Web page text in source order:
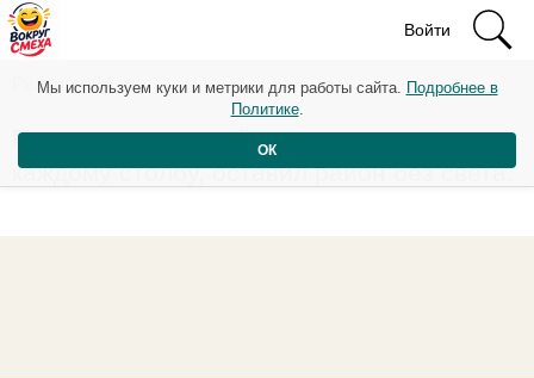
Войти
Рейтинг: 64
Парень, ревнующий свою девушку к
каждому столбу, оставил район без света.
Мы используем куки и метрики для работы сайта. Подробнее в
Политике.
ОК